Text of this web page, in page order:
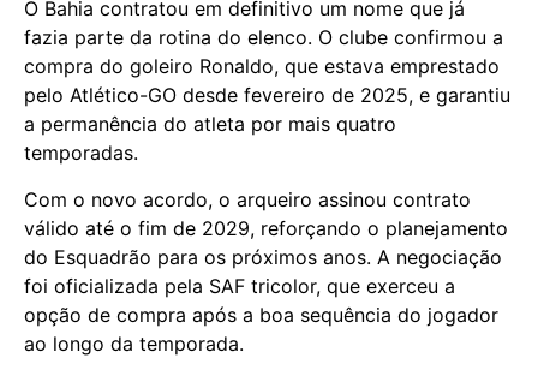
O Bahia contratou em definitivo um nome que já
fazia parte da rotina do elenco. O clube confirmou a
compra do goleiro Ronaldo, que estava emprestado
pelo Atlético-GO desde fevereiro de 2025, e garantiu
a permanência do atleta por mais quatro
temporadas.
Com o novo acordo, o arqueiro assinou contrato
válido até o fim de 2029, reforçando o planejamento
do Esquadrão para os próximos anos. A negociação
foi oficializada pela SAF tricolor, que exerceu a
opção de compra após a boa sequência do jogador
ao longo da temporada.